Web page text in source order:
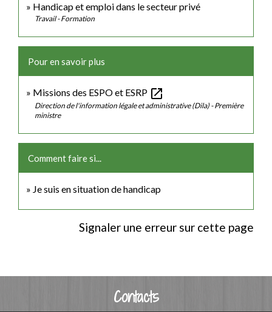
Handicap et emploi dans le secteur privé
Travail - Formation
Pour en savoir plus
Missions des ESPO et ESRP open_in_new
Direction de l'information légale et administrative (Dila) - Première
ministre
Comment faire si...
Je suis en situation de handicap
Signaler une erreur sur cette page
Contacts